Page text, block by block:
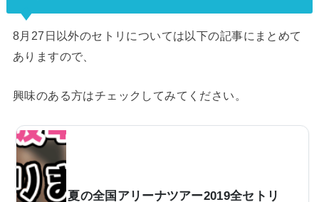
8月27日以外のセトリについては以下の記事にまとめて
ありますので、
興味のある方はチェックしてみてください。
欅坂46 夏の全国アリーナツアー2019全セトリ